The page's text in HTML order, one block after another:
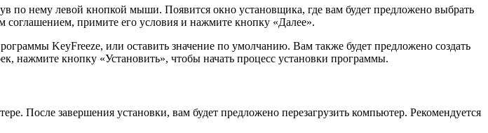
по нему левой кнопкой мыши. Появится окно установщика, где вам будет предложено выбрать
соглашением, примите его условия и нажмите кнопку «Далее».
KeyFreeze, или оставить значение по умолчанию. Вам также будет предложено создать
нажмите кнопку «Установить», чтобы начать процесс установки программы.
После завершения установки, вам будет предложено перезагрузить компьютер. Рекомендуется